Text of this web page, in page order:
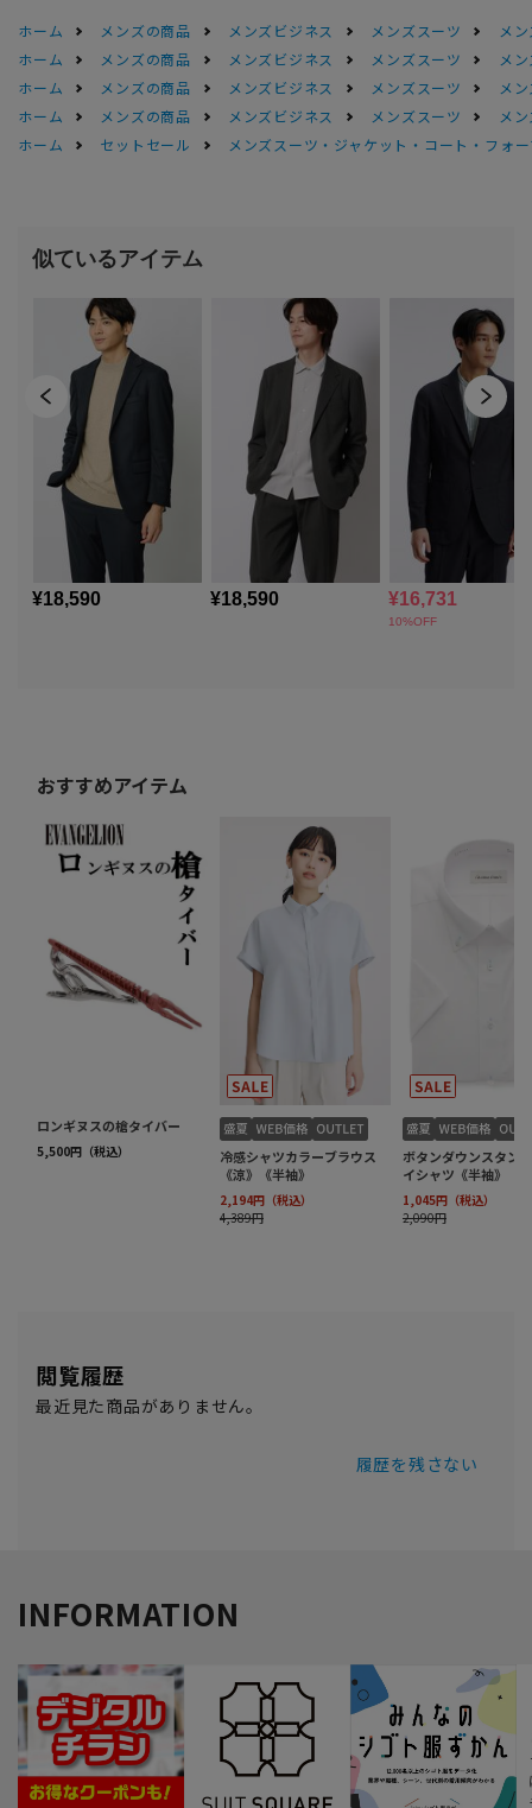
ホーム メンズの商品 メンズビジネス メンズスーツ
メ
ホーム
メンズの商品 メンズビジネス メンズスーツ
メ
ホーム
メンズの商品 メンズビジネス メンズスーツ
メ
ホーム
メンズの商品 メンズビジネス メンズスーツ
メ
ホーム
セットセール メンズスーツ・ジャケット・コート・フォ
閲覧履歴
最近見た商品がありません。
履歴を残さない
INFORMATION